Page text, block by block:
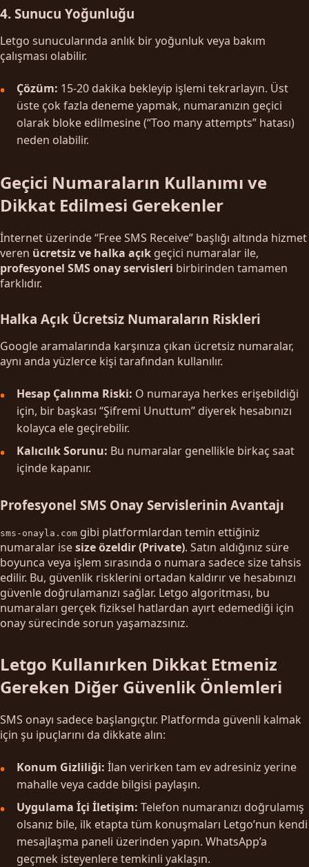
4. Sunucu Yoğunluğu
Letgo sunucularında anlık bir yoğunluk veya bakım
çalışması olabilir.
Çözüm: 15-20 dakika bekleyip işlemi tekrarlayın. Üst
üste çok fazla deneme yapmak, numaranızın geçici
olarak bloke edilmesine (“Too many attempts” hatası)
neden olabilir.
Geçici Numaraların Kullanımı ve
Dikkat Edilmesi Gerekenler
İnternet üzerinde “Free SMS Receive” başlığı altında hizmet
veren ücretsiz ve halka açık geçici numaralar ile,
profesyonel SMS onay servisleri birbirinden tamamen
farklıdır.
Halka Açık Ücretsiz Numaraların Riskleri
Google aramalarında karşınıza çıkan ücretsiz numaralar,
aynı anda yüzlerce kişi tarafından kullanılır.
Hesap Çalınma Riski: O numaraya herkes erişebildiği
için, bir başkası “Şifremi Unuttum” diyerek hesabınızı
kolayca ele geçirebilir.
Kalıcılık Sorunu: Bu numaralar genellikle birkaç saat
içinde kapanır.
Profesyonel SMS Onay Servislerinin Avantajı
sms-onayla.com gibi platformlardan temin ettiğiniz
numaralar isesize özeldir (Private). Satın aldığınız süre
boyunca veya işlem sırasında o numara sadece size tahsis
edilir. Bu, güvenlik risklerini ortadan kaldırır ve hesabınızı
güvenle doğrulamanızı sağlar. Letgo algoritması, bu
numaraları gerçek fiziksel hatlardan ayırt edemediği için
onay sürecinde sorun yaşamazsınız.
Letgo Kullanırken Dikkat Etmeniz
Gereken Diğer Güvenlik Önlemleri
SMS onayı sadece başlangıçtır. Platformda güvenli kalmak
için şu ipuçlarını da dikkate alın:
Konum Gizliliği: İlan verirken tam ev adresiniz yerine
mahalle veya cadde bilgisi paylaşın.
Uygulama İçi İletişim: Telefon numaranızı doğrulamış
olsanız bile, ilk etapta tüm konuşmaları Letgo’nun kendi
mesajlaşma paneli üzerinden yapın. WhatsApp’a
geçmek isteyenlere temkinli yaklaşın.